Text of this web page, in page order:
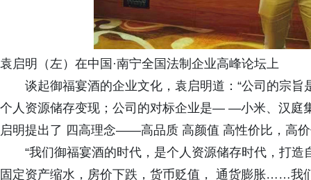
袁启明（左）在中国·南宁全国法制企业高峰论坛上
谈起御福宴酒的企业文化，袁启明道：“公司的宗
个人资源储存变现；公司的对标企业是— —小米、汉
启明提出了 四高理念——高品质 高颜值 高性价比，高
“我们御福宴酒的时代，是个人资源储存时代，打造
固定资产缩水，房价下跌，货币贬值， 通货膨胀……我